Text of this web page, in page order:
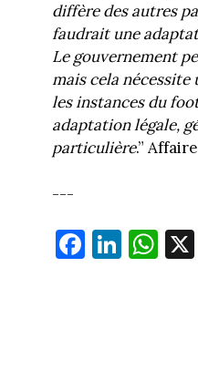
diffère des autres
faudrait une
Le gouvernement
mais cela nécessite
les instances du
adaptation légale,
particulière.”
---
Fa
ce
Li
nk
W
ha